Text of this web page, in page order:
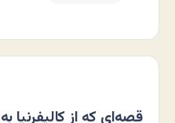
قصه‌ای که از کالیفرنیا به